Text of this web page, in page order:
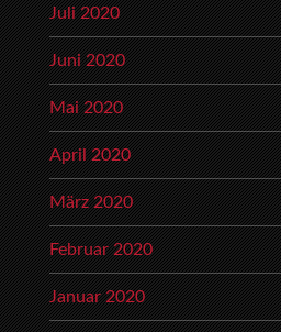
Juli 2020
Juni 2020
Mai 2020
April 2020
März 2020
Februar 2020
Januar 2020